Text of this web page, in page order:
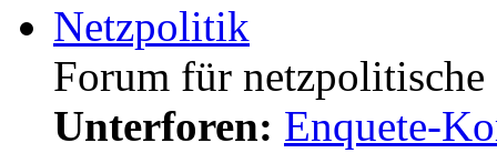
Netzpolitik
Forum für
Unterforen: Enquete-